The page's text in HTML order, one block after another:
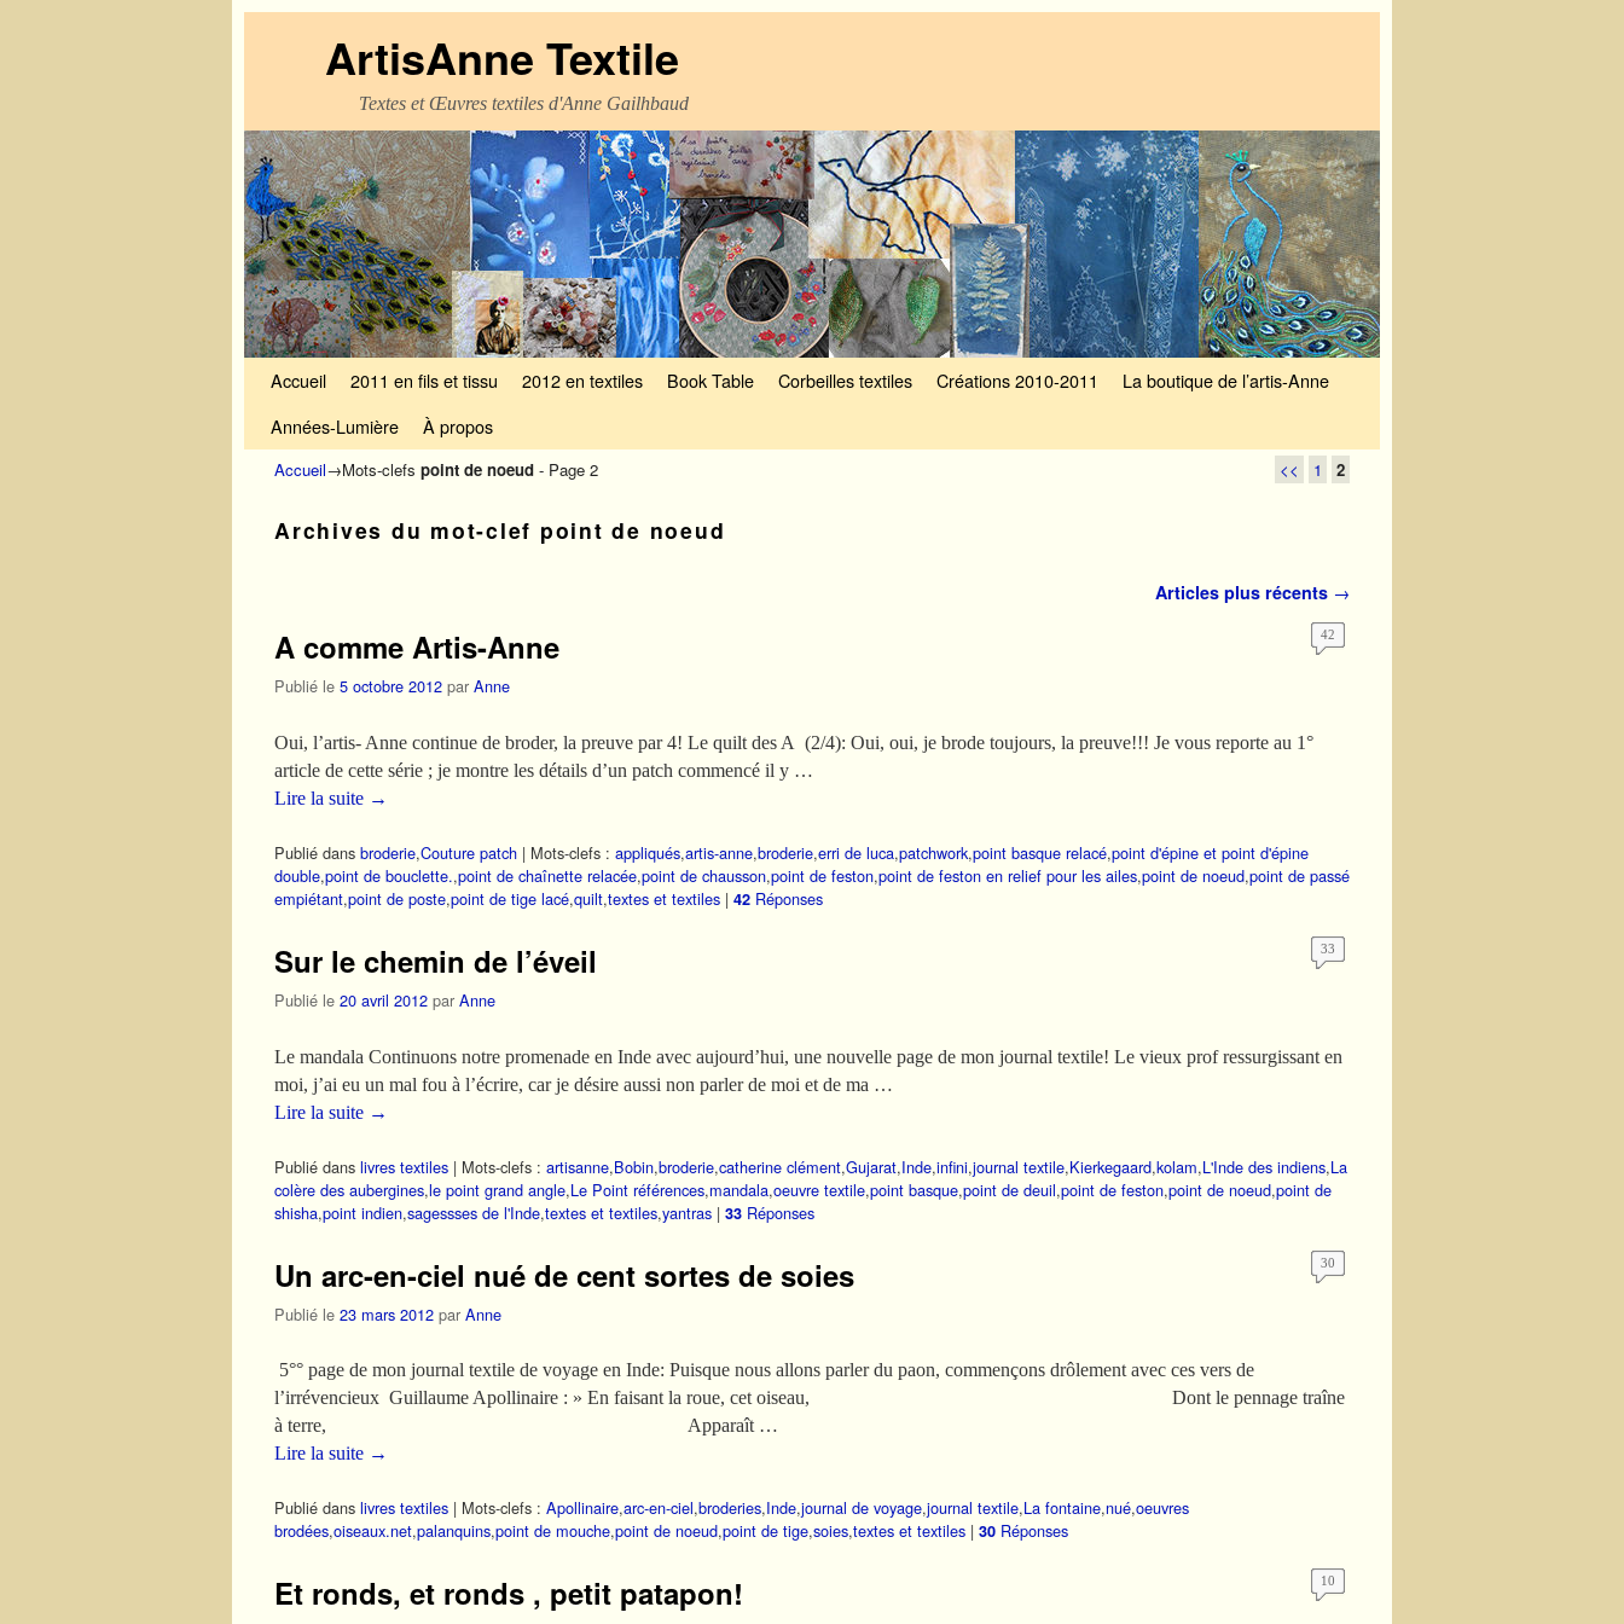
ArtisAnne Textile
Textes et Œuvres textiles d'Anne Gailhbaud
Accueil 2011 en fils et tissu 2012 en textiles Book Table Corbeilles textiles Créations 2010-2011
La boutique de l’artis-Anne
Années-Lumière
À propos
Accueil→Mots-clefs point de noeud - Page 2 << 1 2
Archives du mot-clef point de noeud
Articles plus récents →
A comme Artis-Anne
Publié le 5 octobre 2012 par Anne
42
Oui, l’artis- Anne continue de broder, la preuve par 4! Le quilt des A (2/4): Oui, oui, je brode toujours, la preuve!!! Je vous reporte au 1°
article de cette série ; je montre les détails d’un patch commencé il y …
Lire la suite →
Publié dans broderie,Couture patch | Mots-clefs : appliqués,artis-anne,broderie,erri de luca,patchwork,point basque relacé,point d'épine et point d'épine
double,point de bouclette.,point de chaînette relacée,point de chausson,point de feston,point de feston en relief pour les ailes,point de noeud,point de passé
empiétant,point de poste,point de tige lacé,quilt,textes et textiles | 42 Réponses
Sur le chemin de l’éveil
Publié le 20 avril 2012 par Anne
33
Le mandala Continuons notre promenade en Inde avec aujourd’hui, une nouvelle page de mon journal textile! Le vieux prof ressurgissant en
moi, j’ai eu un mal fou à l’écrire, car je désire aussi non parler de moi et de ma …
Lire la suite →
Publié dans livres textiles | Mots-clefs : artisanne,Bobin,broderie,catherine clément,Gujarat,Inde,infini,journal textile,Kierkegaard,kolam,L'Inde des indiens,La
colère des aubergines,le point grand angle,Le Point références,mandala,oeuvre textile,point basque,point de deuil,point de feston,point de noeud,point de
shisha,point indien,sagessses de l'Inde,textes et textiles,yantras | 33 Réponses
Un arc-en-ciel nué de cent sortes de soies
Publié le 23 mars 2012 par Anne
30
5°° page de mon journal textile de voyage en Inde: Puisque nous allons parler du paon, commençons drôlement avec ces vers de
l’irrévencieux Guillaume Apollinaire : » En faisant la roue, cet oiseau, Dont le pennage traîne
à terre, Apparaît …
Lire la suite →
Publié dans livres textiles | Mots-clefs : Apollinaire,arc-en-ciel,broderies,Inde,journal de voyage,journal textile,La fontaine,nué,oeuvres
brodées,oiseaux.net,palanquins,point de mouche,point de noeud,point de tige,soies,textes et textiles | 30 Réponses
Et ronds, et ronds , petit patapon! 10